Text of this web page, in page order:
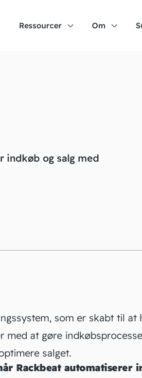
Ressourcer Om
indkøb og salg med
som er skabt til
med at gøre
salget.
Rackbeat automatiserer